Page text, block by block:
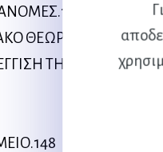
ΘΕΩΡΗΜΑ
ΤΗΣ